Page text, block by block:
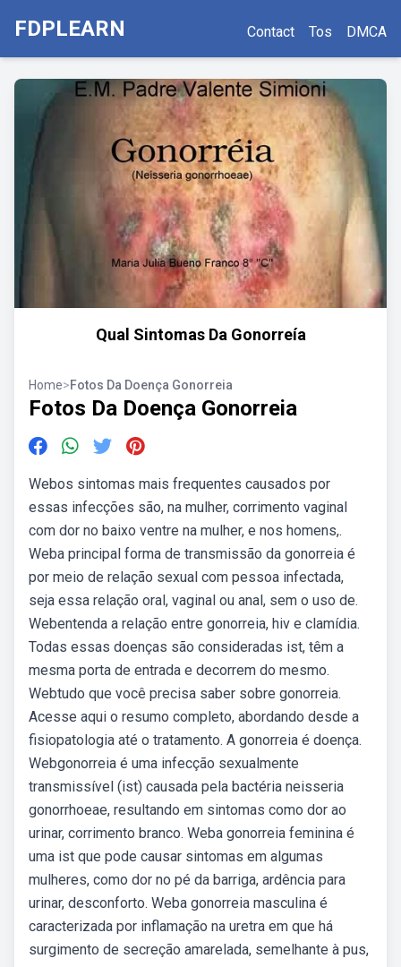
FDPLEARN Contact Tos DMCA
Qual Sintomas Da Gonorreía
Home>Fotos Da Doença Gonorreia
Fotos Da Doença Gonorreia
Webos sintomas mais frequentes causados por
essas infecções são, na mulher, corrimento vaginal
com dor no baixo ventre na mulher, e nos homens,.
Weba principal forma de transmissão da gonorreia é
por meio de relação sexual com pessoa infectada,
seja essa relação oral, vaginal ou anal, sem o uso de.
Webentenda a relação entre gonorreia, hiv e clamídia.
Todas essas doenças são consideradas ist, têm a
mesma porta de entrada e decorrem do mesmo.
Webtudo que você precisa saber sobre gonorreia.
Acesse aqui o resumo completo, abordando desde a
fisiopatologia até o tratamento. A gonorreia é doença.
Webgonorreia é uma infecção sexualmente
transmissível (ist) causada pela bactéria neisseria
gonorrhoeae, resultando em sintomas como dor ao
urinar, corrimento branco. Weba gonorreia feminina é
uma ist que pode causar sintomas em algumas
mulheres, como dor no pé da barriga, ardência para
urinar, desconforto. Weba gonorreia masculina é
caracterizada por inflamação na uretra em que há
surgimento de secreção amarelada, semelhante à pus,